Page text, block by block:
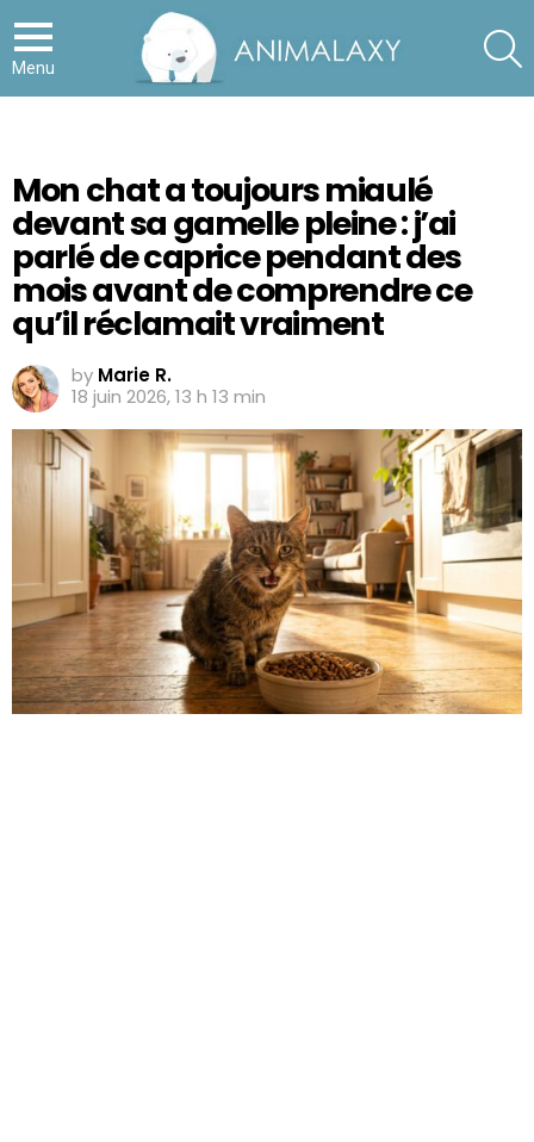
Menu
Mon chat a toujours miaulé
devant sa gamelle pleine : j’ai
parlé de caprice pendant des
mois avant de comprendre ce
qu’il réclamait vraiment
by Marie R.
18 juin 2026, 13 h 13 min